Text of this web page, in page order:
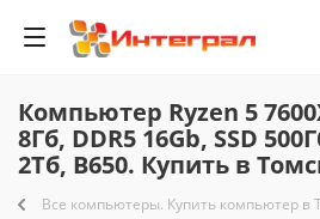
Компьютер Ryzen 5
8Гб, DDR5 16Gb, SSD
2Тб, B650. Купить в
Все компьютеры. Купить компьютер в